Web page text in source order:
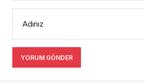
Adınız
YORUM GÖNDER